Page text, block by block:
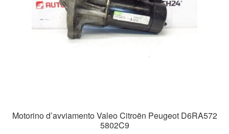
Motorino d’avviamento Valeo Citroën Peugeot D6RA572
5802C9